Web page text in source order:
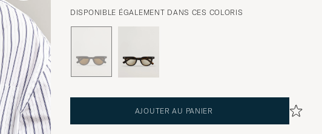
DISPONIBLE ÉGALEMENT DANS CES COLORIS
AJOUTER AU PANIER